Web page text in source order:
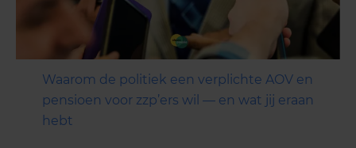
Waarom de politiek een verplichte AOV en
pensioen voor zzp’ers wil — en wat jij eraan
hebt